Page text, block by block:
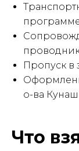
Пропуск в
о-ва
Что